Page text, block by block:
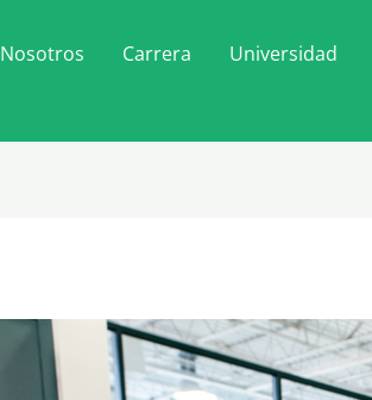
Nosotros Carrera Universidad